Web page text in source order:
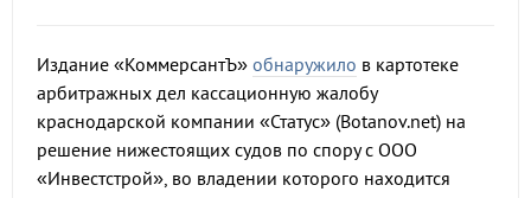
Издание «КоммерсантЪ» обнаружило в картотеке
арбитражных дел кассационную жалобу
краснодарской компании «Статус» (Botanov.net) на
решение нижестоящих судов по спору с ООО
«Инвестстрой», во владении которого находится